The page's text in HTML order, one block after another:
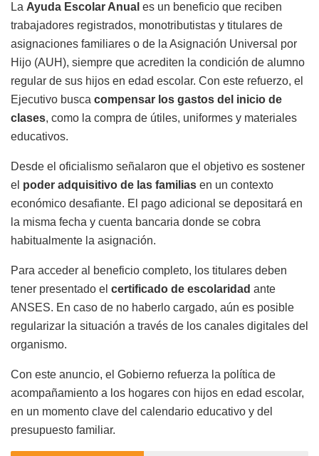
La Ayuda Escolar Anual es un beneficio que reciben
trabajadores registrados, monotributistas y titulares de
asignaciones familiares o de la Asignación Universal por
Hijo (AUH), siempre que acrediten la condición de alumno
regular de sus hijos en edad escolar. Con este refuerzo, el
Ejecutivo busca compensar los gastos del inicio de
clases, como la compra de útiles, uniformes y materiales
educativos.
Desde el oficialismo señalaron que el objetivo es sostener
el poder adquisitivo de las familias en un contexto
económico desafiante. El pago adicional se depositará en
la misma fecha y cuenta bancaria donde se cobra
habitualmente la asignación.
Para acceder al beneficio completo, los titulares deben
tener presentado el certificado de escolaridad ante
ANSES. En caso de no haberlo cargado, aún es posible
regularizar la situación a través de los canales digitales del
organismo.
Con este anuncio, el Gobierno refuerza la política de
acompañamiento a los hogares con hijos en edad escolar,
en un momento clave del calendario educativo y del
presupuesto familiar.